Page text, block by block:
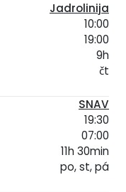
Jadrolinija
10:00
19:00
9h
čt
SNAV
19:30
07:00
11h 30min
po, st, pá